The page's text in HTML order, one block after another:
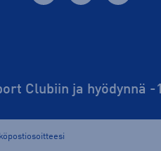
Clubiin ja hyödynnä -